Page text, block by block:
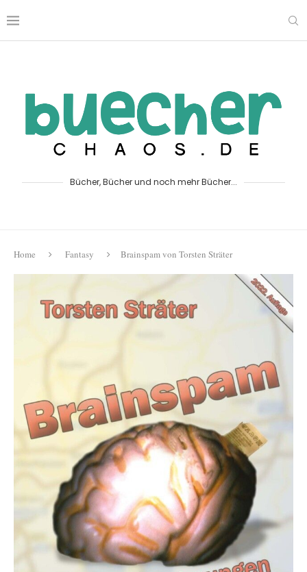
Bücher, Bücher und noch mehr Bücher...
Home Fantasy Brainspam von Torsten Sträter